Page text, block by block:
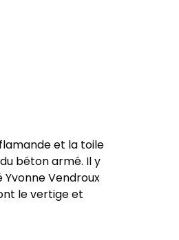
et la toile
béton armé. Il y
Vendroux
le vertige et